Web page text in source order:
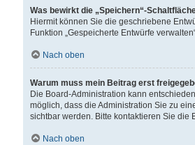
Was bewirkt die „Speichern“-
Hiermit können Sie die geschriebene
Funktion „Gespeicherte Entwürfe
Nach oben
Warum muss mein Beitrag erst
Die Board-Administration kann
möglich, dass die Administration Sie zu
sichtbar werden. Bitte kontaktieren Sie
Nach oben